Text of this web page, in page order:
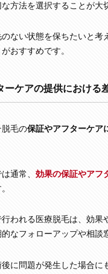
方法を選択することが大
ない状態を保ちたいと考
おすすめです。
ーケアの提供における
脱毛の保証やアフターケア
通常、 効果の保証やアフ
われる医療脱毛は、効果
なフォローアップや相談
に問題が発生した場合に